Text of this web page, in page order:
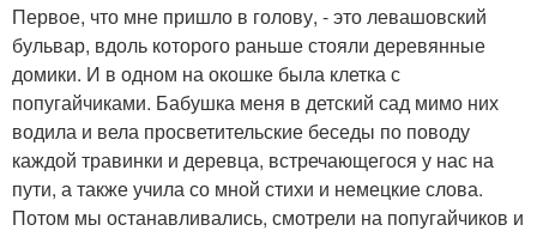
Первое, что мне пришло в голову, - это левашовский
бульвар, вдоль которого раньше стояли деревянные
домики. И в одном на окошке была клетка с
попугайчиками. Бабушка меня в детский сад мимо них
водила и вела просветительские беседы по поводу
каждой травинки и деревца, встречающегося у нас на
пути, а также учила со мной стихи и немецкие слова.
Потом мы останавливались, смотрели на попугайчиков и